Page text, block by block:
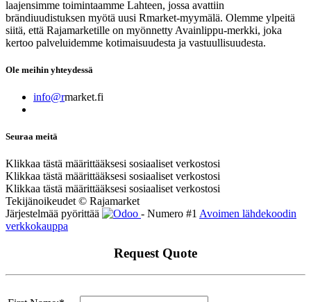
laajensimme toimintaamme Lahteen, jossa avattiin
brändiuudistuksen myötä uusi Rmarket-myymälä. Olemme ylpeitä
siitä, että Rajamarketille on myönnetty Avainlippu-merkki, joka
kertoo palveluidemme kotimaisuudesta ja vastuullisuudesta.
Ole meihin yhteydessä
info@rmarket.fi
Seuraa meitä
Klikkaa tästä määrittääksesi sosiaaliset verkostosi
Klikkaa tästä määrittääksesi sosiaaliset verkostosi
Klikkaa tästä määrittääksesi sosiaaliset verkostosi
Tekijänoikeudet © Rajamarket
Järjestelmää pyörittää
- Numero #1 Avoimen lähdekoodin
verkkokauppa
Request Quote